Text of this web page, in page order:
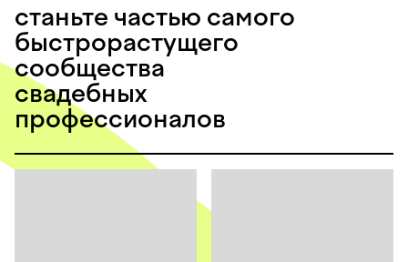
станьте частью самого
быстрорастущего
сообщества
свадебных
профессионалов